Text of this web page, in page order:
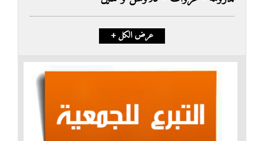
+ عرض الكل